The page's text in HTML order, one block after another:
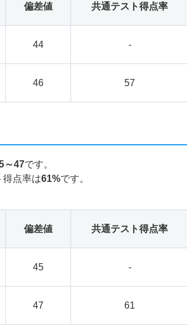
偏差値 共通テスト得点率
44 -
46 57
～47です。
得点率は61%です。
偏差値 共通テスト得点率
45 -
47 61